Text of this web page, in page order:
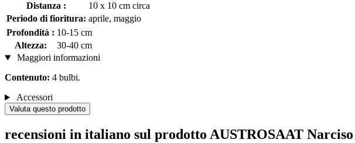
Distanza :
10 x 10 cm circa
Periodo di fioritura: aprile, maggio
Profondità : 10-15 cm
Altezza:
30-40 cm
Maggiori informazioni
Contenuto: 4 bulbi.
Accessori
Valuta questo prodotto
recensioni in italiano sul prodotto AUSTROSAAT